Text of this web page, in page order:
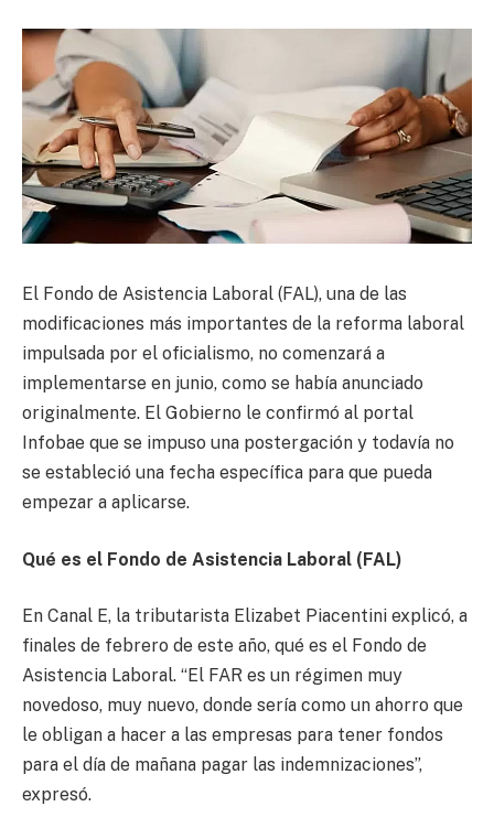
El Fondo de Asistencia Laboral (FAL), una de las
modificaciones más importantes de la reforma laboral
impulsada por el oficialismo, no comenzará a
implementarse en junio, como se había anunciado
originalmente. El Gobierno le confirmó al portal
Infobae que se impuso una postergación y todavía no
se estableció una fecha específica para que pueda
empezar a aplicarse.
Qué es el Fondo de Asistencia Laboral (FAL)
En Canal E, la tributarista Elizabet Piacentini explicó, a
finales de febrero de este año, qué es el Fondo de
Asistencia Laboral. “El FAR es un régimen muy
novedoso, muy nuevo, donde sería como un ahorro que
le obligan a hacer a las empresas para tener fondos
para el día de mañana pagar las indemnizaciones”,
expresó.